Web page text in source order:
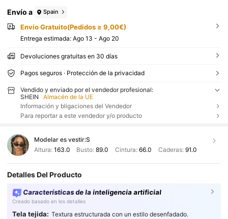
Envío a Spain
Envío Gratuito(Pedidos ≥ 9,00€)
Entrega estimada: Ago 13 - Ago 20
Devoluciones gratuitas en 30 días
Pagos seguros · Protección de la privacidad
Vendido y enviado por el vendedor profesional:
SHEIN
Almacén de la UE
Información y bligaciones del Vendedor
Para reportar a este vendedor y/o producto
Modelar es vestir:S
Altura: 163.0 Busto:89.0 Cintura: 66.0 Caderas: 91.0
Detalles Del Producto
Características de la inteligencia artificial
Creado basado en los detalles
Tela tejida: Textura estructurada con un estilo desenfadado.